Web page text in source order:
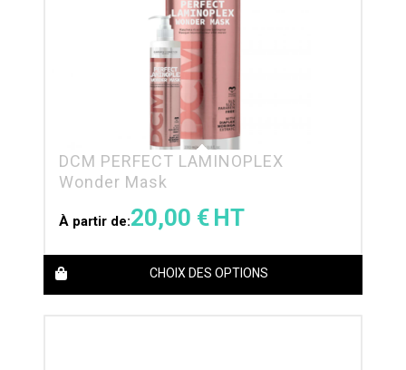
DCM PERFECT LAMINOPLEX
Wonder Mask
À partir de:20,00 €
CHOIX DES OPTIONS